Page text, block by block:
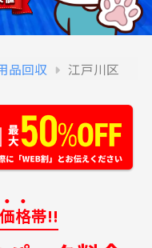
品回収 江戸川区
格帯!!